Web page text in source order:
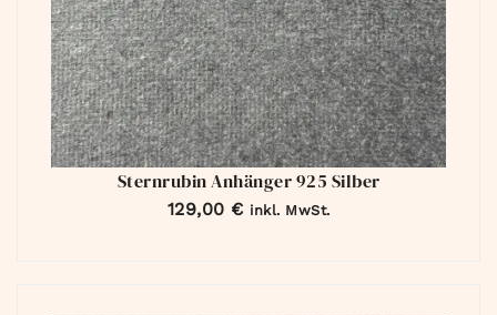
Sternrubin Anhänger 925 Silber
129,00 € inkl. MwSt.